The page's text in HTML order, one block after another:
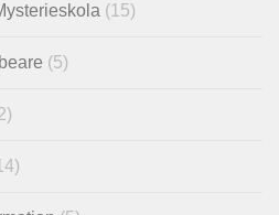
(15)
(5)